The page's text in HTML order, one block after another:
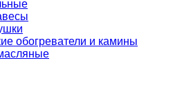
обогреватели и камины